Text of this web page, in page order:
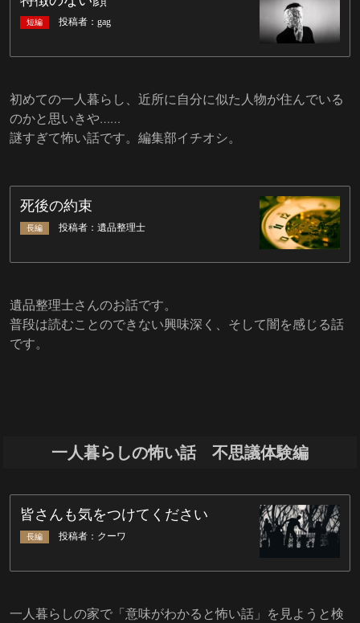
初めての一人暮らし、近所に自分に似た人物が住んでいる
のかと思いきや……
謎すぎて怖い話です。編集部イチオシ。
遺品整理士さんのお話です。
普段は読むことのできない興味深く、そして闇を感じる話
です。
一人暮らしの怖い話 不思議体験編
一人暮らしの家で「意味がわかると怖い話」を見ようと検